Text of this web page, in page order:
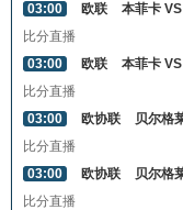
03:00
欧联
本菲卡
比分直播
03:00
欧联
本菲卡
比分直播
03:00
欧协联
贝尔格
比分直播
03:00
欧协联
贝尔格
比分直播